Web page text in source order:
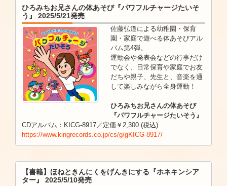
ひろみちお兄さんの体あそび『パワフルチャージたいそ
う』 2025/5/21発売
佐藤弘道による幼稚園・保育
園・家庭で遊べる体あそびアル
バム第4弾。
運動会や発表会などの行事だけ
でなく、日常保育や家庭でお友
だちや親子、先生と、音楽を通
して楽しみながら全身運動！
ひろみちお兄さんの体あそび
『パワフルチャージたいそう』
CDアルバム：KICG-8917／定価￥2,300 (税込)
https://www.kingrecords.co.jp/cs/g/gKICG-8917/
【書籍】ほねときんにくをげんきにする『ホネキンシア
ター』 2025/5/10発売